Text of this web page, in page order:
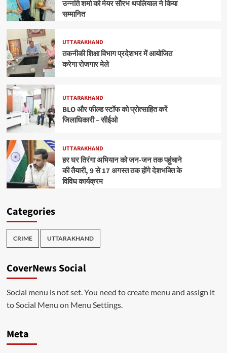
उन्नति शर्मा को मेयर सौरभ थपलियाल ने किया
सम्मानित
UTTARAKHAND
तकनीकी शिक्षा विभाग प्रदेशभर में आयोजित
करेगा रोजगार मेले
UTTARAKHAND
BLO और फील्ड स्टॉफ को प्रोत्साहित करें
जिलाधिकारी – सीईओ
UTTARAKHAND
हर घर तिरंगा अभियान को जन-जन तक पहुंचाने
की तैयारी, 9 से 17 अगस्त तक होंगे देशभक्ति के
विविध कार्यक्रम
Categories
CRIME UTTARAKHAND
CoverNews Social
Social menu is not set. You need to create menu and assign it
to Social Menu on Menu Settings.
Meta